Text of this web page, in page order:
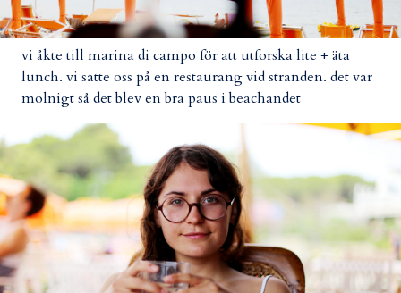
vi åkte till marina di campo för att utforska lite + äta
lunch. vi satte oss på en restaurang vid stranden. det var
molnigt så det blev en bra paus i beachandet